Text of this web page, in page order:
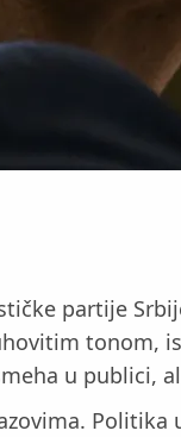
partije
tonom,
u